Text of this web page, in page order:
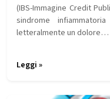
(IBS-Immagine Credit
sindrome
letteralmente un dolore…
Leggi »